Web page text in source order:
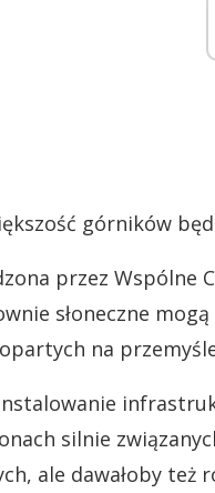
górników
przez Wspólne
słoneczne
na
silnie
ale dawałoby też